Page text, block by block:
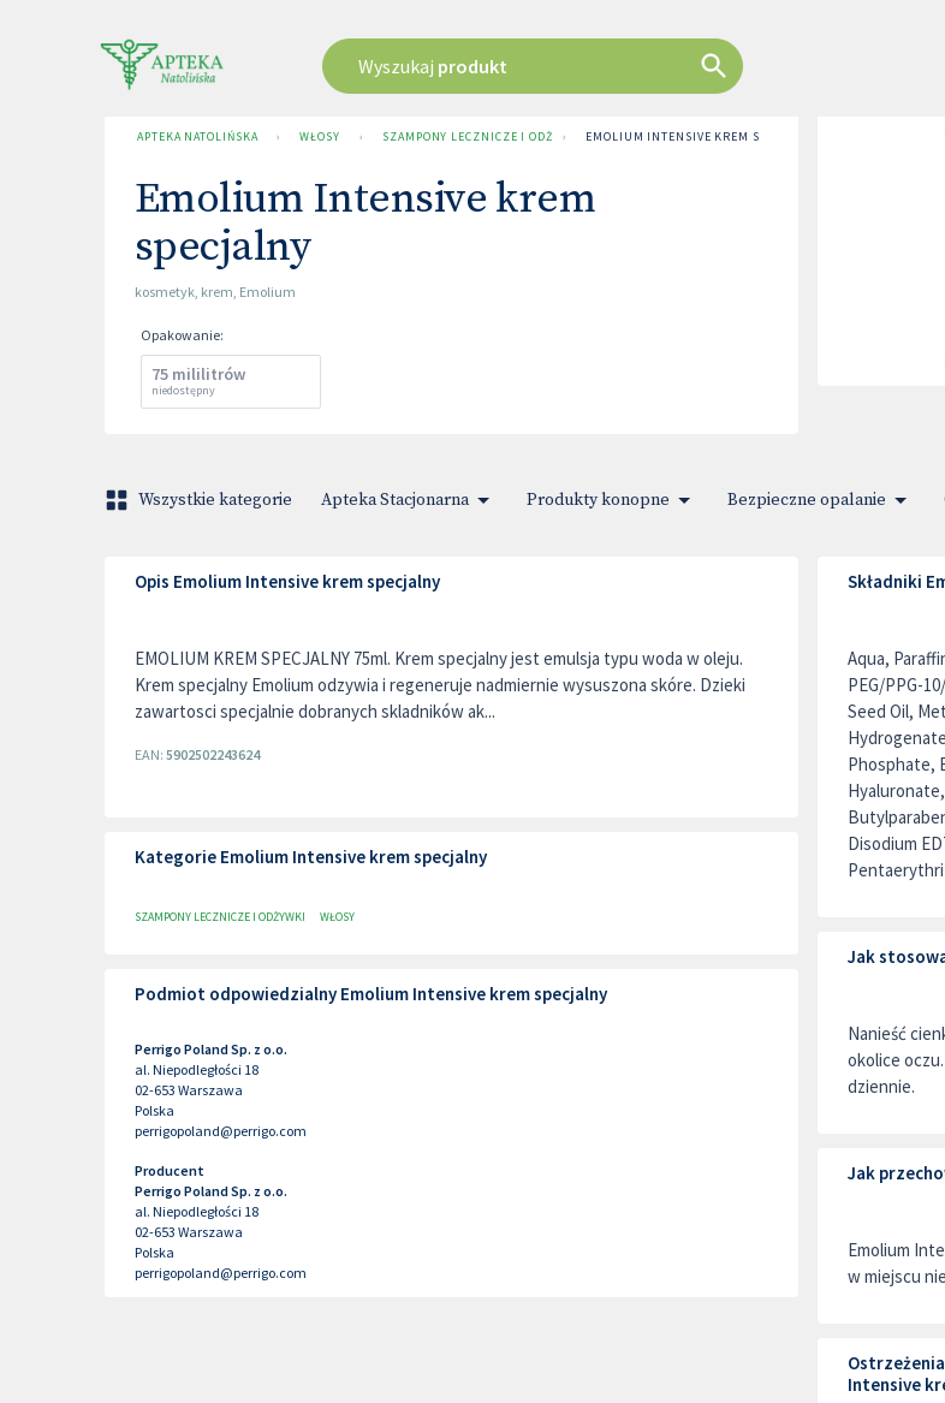
Wyszukaj produkt
APTEKA NATOLIŃSKA › WŁOSY › SZAMPONY LECZNICZE I ODŻYWKI
› EMOLIUM INTENSIVE KREM SPECJALNY
Emolium Intensive krem
specjalny
kosmetyk, krem, Emolium
Opakowanie:
75 mililitrów
niedostępny
Wszystkie kategorie Apteka Stacjonarna Produkty konopne Bezpieczne opalanie
Opis Emolium Intensive krem specjalny
EMOLIUM KREM SPECJALNY 75ml. Krem specjalny jest emulsja typu woda w oleju.
Krem specjalny Emolium odzywia i regeneruje nadmiernie wysuszona skóre. Dzieki
zawartosci specjalnie dobranych skladników ak...
EAN: 5902502243624
Kategorie Emolium Intensive krem specjalny
SZAMPONY LECZNICZE I ODŻYWKI WŁOSY
Podmiot odpowiedzialny Emolium Intensive krem specjalny
Perrigo Poland Sp. z o.o.
al. Niepodległości 18
02-653 Warszawa
Polska
perrigopoland@perrigo.com
Producent
Perrigo Poland Sp. z o.o.
al. Niepodległości 18
02-653 Warszawa
Polska
perrigopoland@perrigo.com
Składniki
Aqua,
PEG/PPG-
Seed Oil,
Phosphate,
Disodium
Jak
Nanieść
okolice
dziennie.
Jak
Emolium
w miejscu
Intensive